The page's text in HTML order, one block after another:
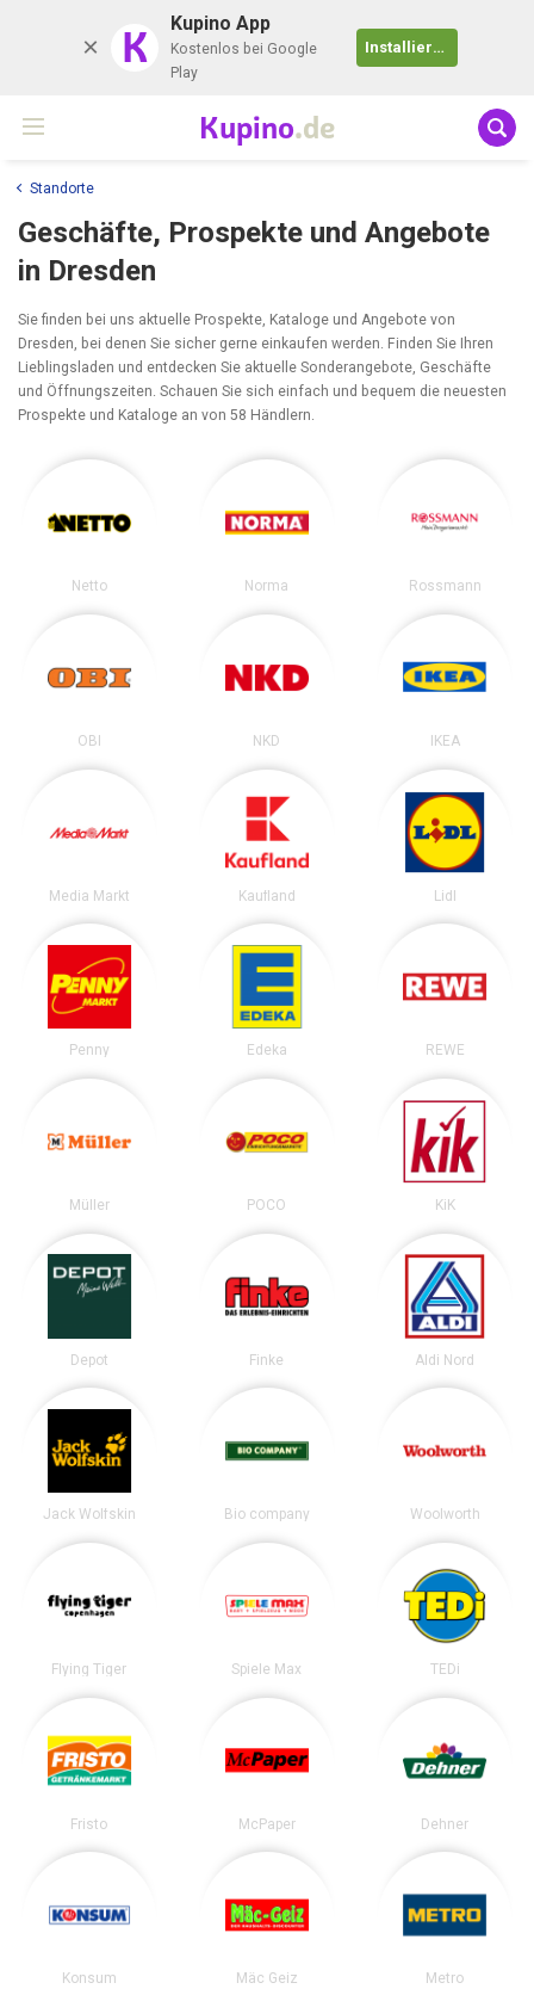
K Kupino App
Kostenlos bei Google
Play
Installieren
Kupino.de
Standorte
Geschäfte, Prospekte und Angebote
in Dresden
Sie finden bei uns aktuelle Prospekte, Kataloge und Angebote von
Dresden, bei denen Sie sicher gerne einkaufen werden. Finden Sie Ihren
Lieblingsladen und entdecken Sie aktuelle Sonderangebote, Geschäfte
und Öffnungszeiten. Schauen Sie sich einfach und bequem die neuesten
Prospekte und Kataloge an von 58 Händlern.
Netto Norma Rossmann
OBI NKD IKEA
Media Markt Kaufland Lidl
Penny Edeka REWE
Müller POCO KiK
Depot Finke Aldi Nord
Jack Wolfskin Bio company Woolworth
Flying Tiger Spiele Max TEDi
Fristo McPaper Dehner
Konsum Mäc Geiz Metro